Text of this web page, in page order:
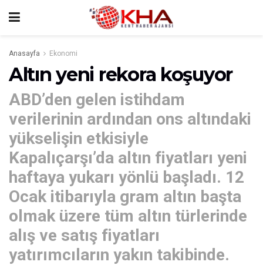
Anasayfa Ekonomi
Altın yeni rekora koşuyor
ABD’den gelen istihdam
verilerinin ardından ons altındaki
yükselişin etkisiyle
Kapalıçarşı’da altın fiyatları yeni
haftaya yukarı yönlü başladı. 12
Ocak itibarıyla gram altın başta
olmak üzere tüm altın türlerinde
alış ve satış fiyatları
yatırımcıların yakın takibinde.